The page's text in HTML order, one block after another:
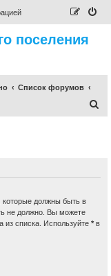
поселения
Список форумов
которые должны быть в
не должно. Вы можете
из списка. Используйте * в